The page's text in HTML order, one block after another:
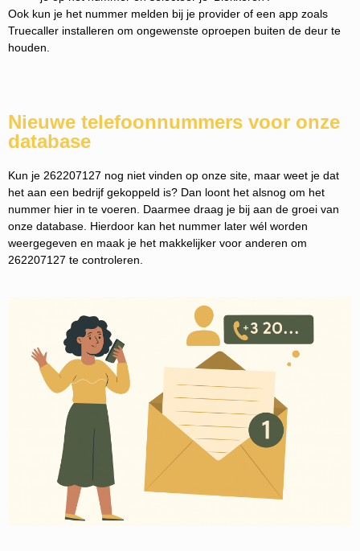
Ook kun je het nummer melden bij je provider of een app zoals
Truecaller installeren om ongewenste oproepen buiten de deur te
houden.
Nieuwe telefoonnummers voor onze
database
Kun je 262207127 nog niet vinden op onze site, maar weet je dat
het aan een bedrijf gekoppeld is? Dan loont het alsnog om het
nummer hier in te voeren. Daarmee draag je bij aan de groei van
onze database. Hierdoor kan het nummer later wél worden
weergegeven en maak je het makkelijker voor anderen om
262207127 te controleren.